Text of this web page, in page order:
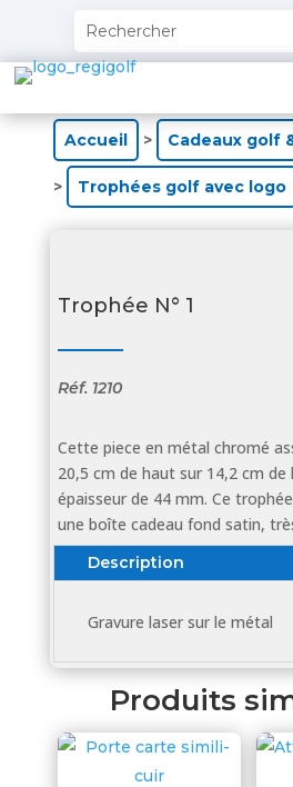
Accueil > Cadeaux golf
> Trophées golf avec logo
Trophée N° 1
Réf. 1210
Cette piece en métal chromé
20,5 cm de haut sur 14,2 cm de
épaisseur de 44 mm. Ce
une boîte cadeau fond satin,
Description
Gravure laser sur le métal
Produits